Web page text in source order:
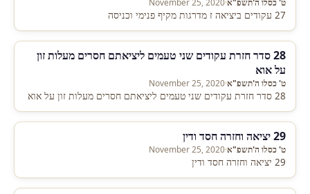
ט' כסלו ה'תשפ"א·
November 25, 2020
27 עקודים ביציאה ז מדרגות מקיף פנימי וכניסה
28 סדר חזרת עקודים שני טעמים ליציאתם חסרים מעלות זון
על אוא
ט' כסלו ה'תשפ"א·
November 25, 2020
28 סדר חזרת עקודים שני טעמים ליציאתם חסרים מעלות זון על אוא
29 יציאה וחזרה חסד ודין
ט' כסלו ה'תשפ"א·
November 25, 2020
29 יציאה וחזרה חסד ודין